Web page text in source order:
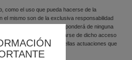
como el uso que pueda hacerse de la
el mismo son de la exclusiva responsabilidad
de Canarias no responderá de ninguna
que pudieran derivarse de dicho acceso
excepción de todas aquellas actuaciones que
legales aplicables.